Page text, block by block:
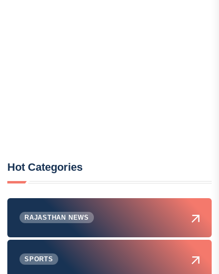
Hot Categories
RAJASTHAN NEWS
SPORTS